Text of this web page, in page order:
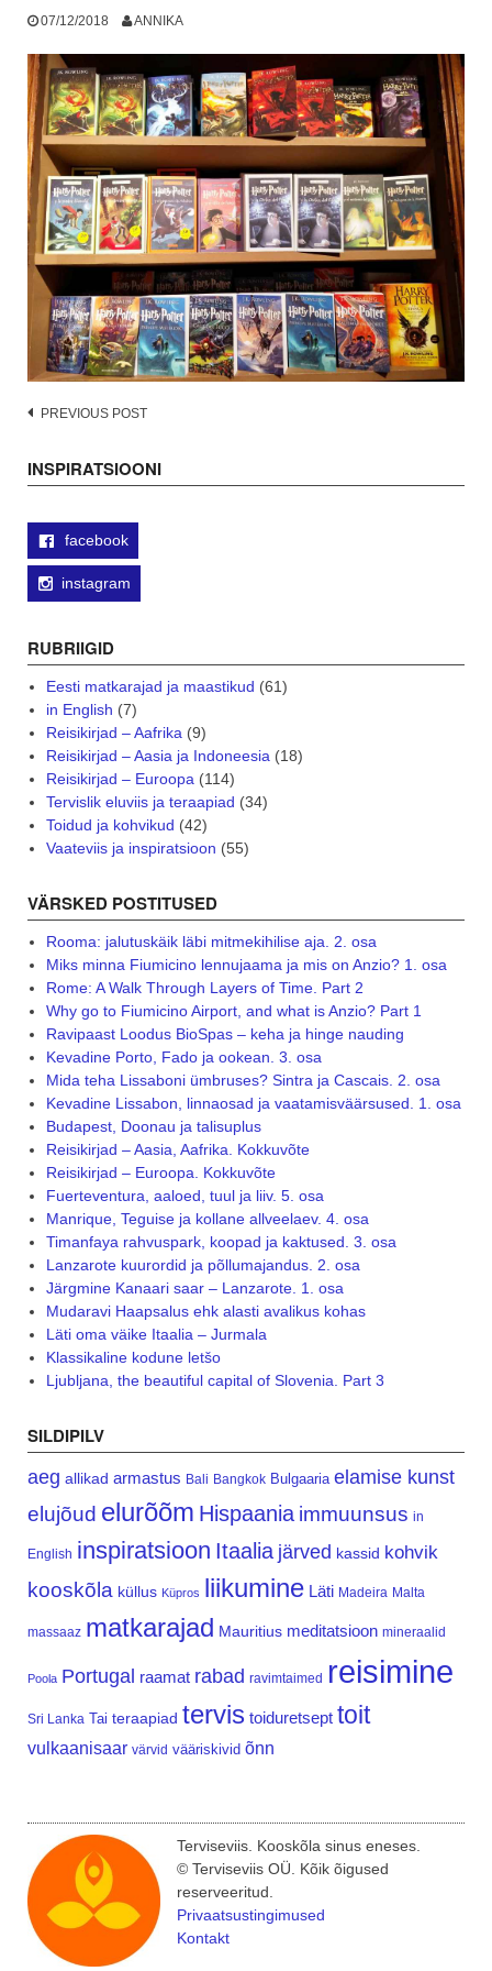
07/12/2018 ANNIKA
Post
PREVIOUS POST
INSPIRATSIOONI
facebook
instagram
RUBRIIGID
Eesti matkarajad ja maastikud (61)
in English (7)
Reisikirjad – Aafrika(9)
Reisikirjad – Aasia ja Indoneesia(18)
Reisikirjad – Euroopa(114)
Tervislik eluviis ja teraapiad (34)
Toidud ja kohvikud (42)
Vaateviis ja inspiratsioon (55)
VÄRSKED POSTITUSED
Rooma: jalutuskäik läbi mitmekihilise aja. 2. osa
Miks minna Fiumicino lennujaama ja mis on Anzio? 1. osa
Rome: A Walk Through Layers of Time. Part 2
Why go to Fiumicino Airport, and what is Anzio? Part 1
Ravipaast Loodus BioSpas – keha ja hinge nauding
Kevadine Porto, Fado ja ookean. 3. osa
Mida teha Lissaboni ümbruses? Sintra ja Cascais. 2. osa
Kevadine Lissabon, linnaosad ja vaatamisväärsused. 1. osa
Budapest, Doonau ja talisuplus
Reisikirjad – Aasia, Aafrika. Kokkuvõte
Reisikirjad – Euroopa. Kokkuvõte
Fuerteventura, aaloed, tuul ja liiv. 5. osa
Manrique, Teguise ja kollane allveelaev. 4. osa
Timanfaya rahvuspark, koopad ja kaktused. 3. osa
Lanzarote kuurordid ja põllumajandus. 2. osa
Järgmine Kanaari saar – Lanzarote. 1. osa
Mudaravi Haapsalus ehk alasti avalikus kohas
Läti oma väike Itaalia – Jurmala
Klassikaline kodune letšo
Ljubljana, the beautiful capital of Slovenia. Part 3
SILDIPILV
aeg allikad armastus Bali Bangkok Bulgaaria elamise kunst
elujõud elurõõm Hispaania immuunsus in
English inspiratsioon Itaalia järved kassid kohvik
kooskõla küllus Küpros liikumine Läti Madeira Malta
massaaz matkarajad Mauritius meditatsioon mineraalid
Poola Portugal raamat rabad ravimtaimed reisimine
Sri Lanka Tai teraapiad tervis toiduretsept toit
vulkaanisaar värvid vääriskivid õnn
Terviseviis. Kooskõla sinus eneses.
© Terviseviis OÜ. Kõik õigused
reserveeritud.
Privaatsustingimused
Kontakt